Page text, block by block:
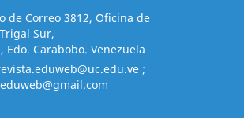
de Correo 3812, Oficina de
Sur,
Edo. Carabobo. Venezuela
;